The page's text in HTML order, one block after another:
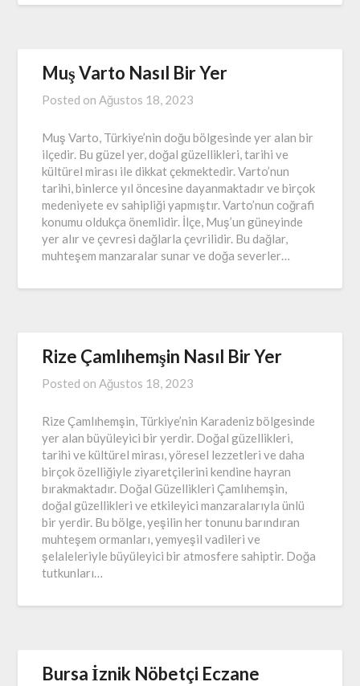
Muş Varto Nasıl Bir Yer
Posted onAğustos 18, 2023
Muş Varto, Türkiye’nin doğu bölgesinde yer alan bir
ilçedir. Bu güzel yer, doğal güzellikleri, tarihi ve
kültürel mirası ile dikkat çekmektedir. Varto’nun
tarihi, binlerce yıl öncesine dayanmaktadır ve birçok
medeniyete ev sahipliği yapmıştır. Varto’nun coğrafi
konumu oldukça önemlidir. İlçe, Muş’un güneyinde
yer alır ve çevresi dağlarla çevrilidir. Bu dağlar,
muhteşem manzaralar sunar ve doğa severler…
Rize Çamlıhemşin Nasıl Bir Yer
Posted onAğustos 18, 2023
Rize Çamlıhemşin, Türkiye’nin Karadeniz bölgesinde
yer alan büyüleyici bir yerdir. Doğal güzellikleri,
tarihi ve kültürel mirası, yöresel lezzetleri ve daha
birçok özelliğiyle ziyaretçilerini kendine hayran
bırakmaktadır. Doğal Güzellikleri Çamlıhemşin,
doğal güzellikleri ve etkileyici manzaralarıyla ünlü
bir yerdir. Bu bölge, yeşilin her tonunu barındıran
muhteşem ormanları, yemyeşil vadileri ve
şelaleleriyle büyüleyici bir atmosfere sahiptir. Doğa
tutkunları…
Bursa İznik Nöbetçi Eczane